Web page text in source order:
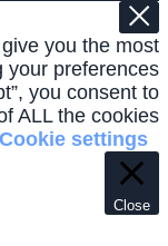
you the most
your preferences
you consent to
ALL the cookies.
Cookie settings
Close